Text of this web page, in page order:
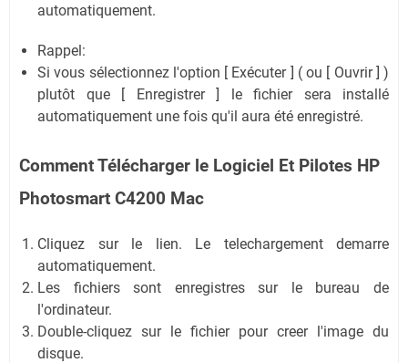
automatiquement.
Rappel:
Si vous sélectionnez l'option [ Exécuter ] ( ou [ Ouvrir ] )
plutôt que [ Enregistrer ] le fichier sera installé
automatiquement une fois qu'il aura été enregistré.
Comment Télécharger le Logiciel Et Pilotes HP
Photosmart C4200 Mac
Cliquez sur le lien. Le telechargement demarre
automatiquement.
Les fichiers sont enregistres sur le bureau de
l'ordinateur.
Double-cliquez sur le fichier pour creer l'image du
disque.